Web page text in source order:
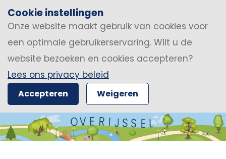
Cookie instellingen
Onze website maakt gebruik van cookies voor
een optimale gebruikerservaring. Wilt u de
website bezoeken en cookies accepteren?
Lees ons privacy beleid
Accepteren Weigeren